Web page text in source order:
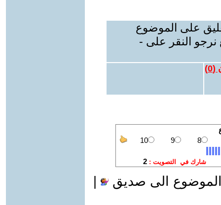
على الموضوع
نرجو النقر على -
(
0
)
الى صديق